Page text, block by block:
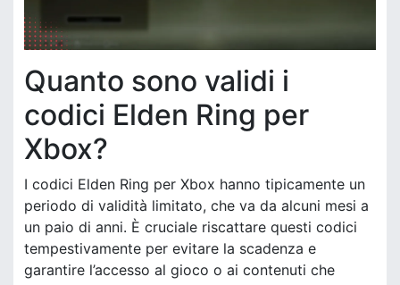
Quanto sono validi i
codici Elden Ring per
Xbox?
I codici Elden Ring per Xbox hanno tipicamente un
periodo di validità limitato, che va da alcuni mesi a
un paio di anni. È cruciale riscattare questi codici
tempestivamente per evitare la scadenza e
garantire l’accesso al gioco o ai contenuti che